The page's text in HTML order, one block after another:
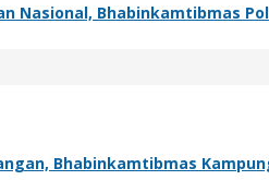
Nasional, Bhabinkamtibmas
Bhabinkamtibmas